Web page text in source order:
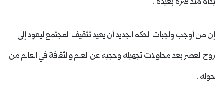
إن من أوجب واجبات الحكم الجديد أن يعيد تثقيف المجتمع ليعود إلى
روح العصر بعد محاولات تجهيله وحجبه عن العلم والثقافة في العالم من
حوله .